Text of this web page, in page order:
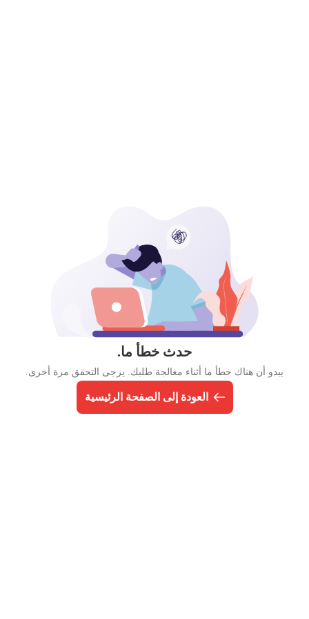
حدث خطأ ما.
يبدو أن هناك خطأ ما أثناء معالجة طلبك. يرجى التحقق مرة أخرى.
العودة إلى الصفحة الرئيسية